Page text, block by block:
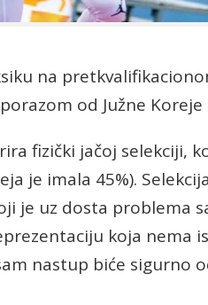
na
od Južne Koreje
fizički jačoj selekciji,
je imala 45%).
je uz dosta problema
koja nema
nastup biće sigurno